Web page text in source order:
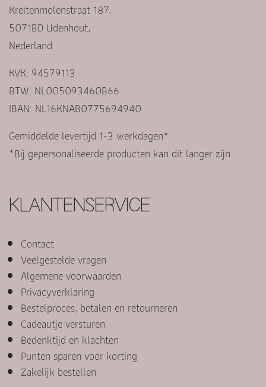
Kreitenmolenstraat 187,
5071BD Udenhout,
Nederland
KVK: 94579113
BTW: NL005093460B66
IBAN: NL16KNAB0775694940
Gemiddelde levertijd 1-3 werkdagen*
*Bij gepersonaliseerde producten kan dit langer zijn
KLANTENSERVICE
Contact
Veelgestelde vragen
Algemene voorwaarden
Privacyverklaring
Bestelproces, betalen en retourneren
Cadeautje versturen
Bedenktijd en klachten
Punten sparen voor korting
Zakelijk bestellen